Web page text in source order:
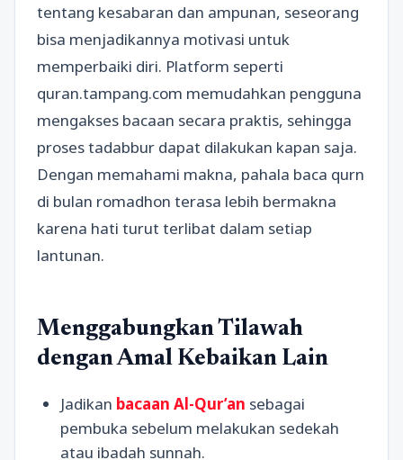
tentang kesabaran dan ampunan, seseorang
bisa menjadikannya motivasi untuk
memperbaiki diri. Platform seperti
quran.tampang.com memudahkan pengguna
mengakses bacaan secara praktis, sehingga
proses tadabbur dapat dilakukan kapan saja.
Dengan memahami makna, pahala baca qurn
di bulan romadhon terasa lebih bermakna
karena hati turut terlibat dalam setiap
lantunan.
Menggabungkan Tilawah
dengan Amal Kebaikan Lain
Jadikan bacaan Al-Qur’an sebagai
pembuka sebelum melakukan sedekah
atau ibadah sunnah.